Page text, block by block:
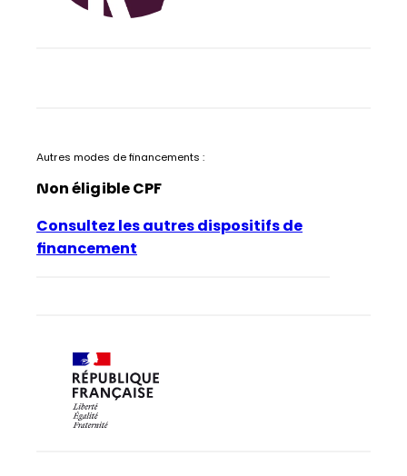
Autres modes de financements :
Non éligible CPF
Consultez les autres dispositifs de
financement